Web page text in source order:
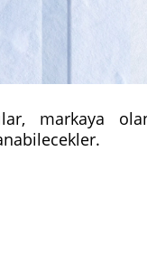
markaya